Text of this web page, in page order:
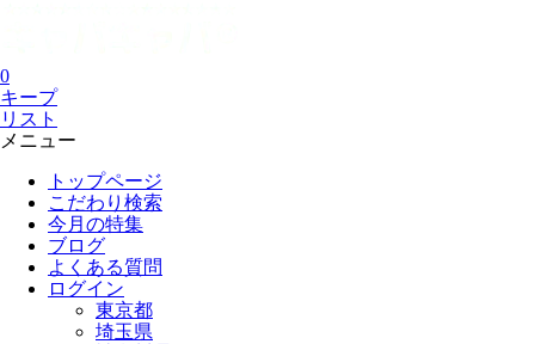
0
キープ
リスト
メニュー
トップページ
こだわり検索
今月の特集
ブログ
よくある質問
ログイン
東京都
埼玉県